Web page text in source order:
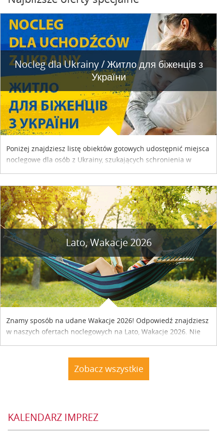
Nocleg dla Ukrainy / Житло для бiженцiв з
України
Poniżej znajdziesz listę obiektów gotowych udostępnić miejsca
noclegowe dla osób z Ukrainy, szukających schronienia w
Lato, Wakacje 2026
Znamy sposób na udane Wakacje 2026! Odpowiedź znajdziesz
w naszych ofertach noclegowych na Lato, Wakacje 2026. Nie
Zobacz wszystkie
KALENDARZ IMPREZ